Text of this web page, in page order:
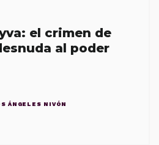
el crimen de
al poder
ÁNGELES NIVÓN